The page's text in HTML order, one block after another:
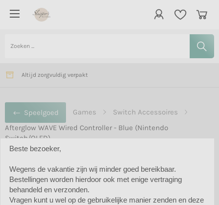
Vanaf € 75,- gratis bezorging in Nederland
Verzending meestal binnen 2 dagen
Altijd zorgvuldig verpakt
Speelgoed Games
Switch Accessoires
Afterglow WAVE Wired Controller - Blue (Nintendo
Switch/OLED)
Afterglow WAVE Wired Controller -
Blue (Nintendo Switch/OLED)
Beste bezoeker,
Wegens de vakantie zijn wij minder goed bereikbaar.
Bestellingen worden hierdoor ook met enige vertraging
behandeld en verzonden.
Vragen kunt u wel op de gebruikelijke manier zenden en deze